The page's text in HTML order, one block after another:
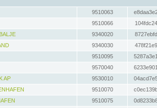
9510063
9510066
9340020
9340030
9510095
9570040
AP
9530010
9510070
9510075